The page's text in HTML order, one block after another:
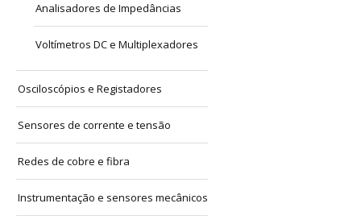
Analisadores de Impedâncias
Voltímetros DC e Multiplexadores
Osciloscópios e Registadores
Sensores de corrente e tensão
Redes de cobre e fibra
Instrumentação e sensores mecânicos